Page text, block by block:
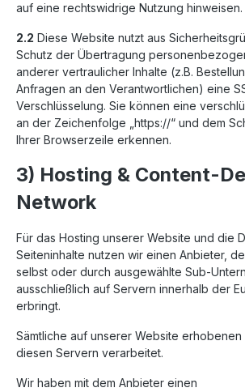
auf eine rechtswidrige Nutzung hinweisen.
2.2 Diese Website nutzt aus
Schutz der Übertragung
anderer vertraulicher Inhalte (z.B.
Anfragen an den Verantwortlichen) eine
Verschlüsselung. Sie können eine
an der Zeichenfolge „https://“ und dem
Ihrer Browserzeile erkennen.
3) Hosting & Content-
Network
Für das Hosting unserer Website und die
Seiteninhalte nutzen wir einen Anbieter,
selbst oder durch ausgewählte Sub-
ausschließlich auf Servern innerhalb der
erbringt.
Sämtliche auf unserer Website
diesen Servern verarbeitet.
Wir haben mit dem Anbieter einen